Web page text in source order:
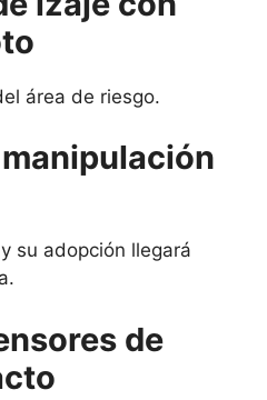
área de riesgo.
su adopción llegará
de